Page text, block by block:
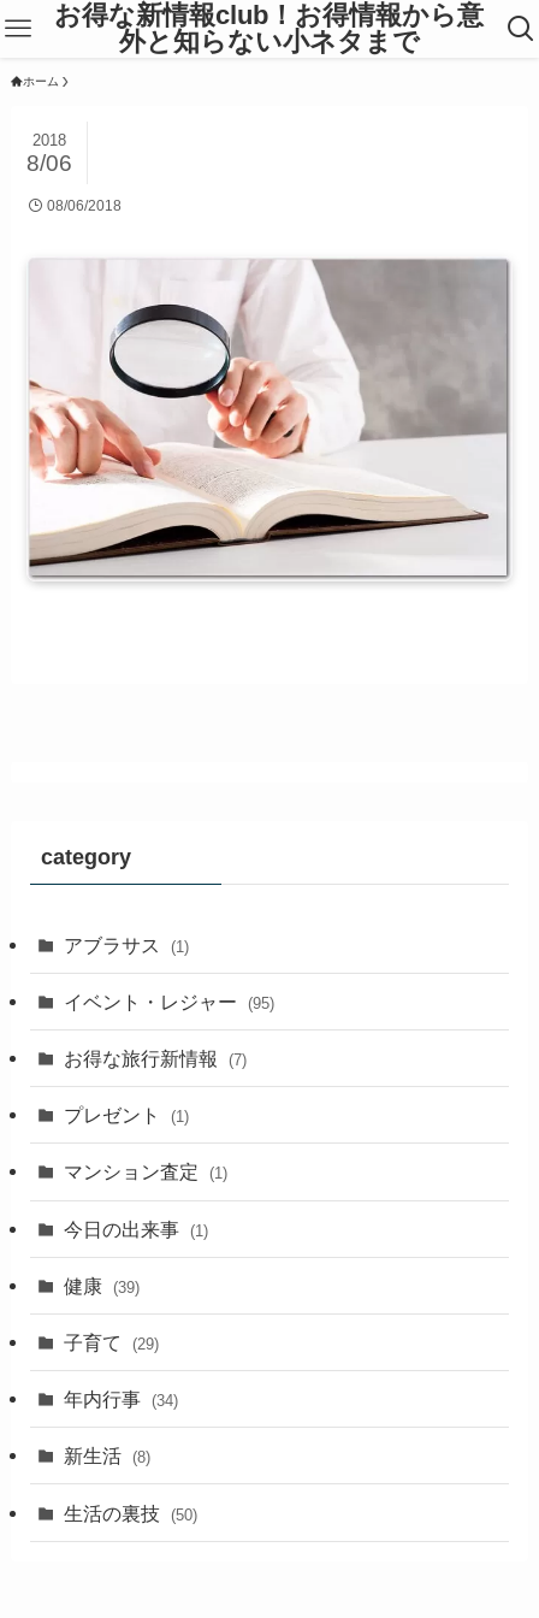
お得な新情報club！お得情報から意
外と知らない小ネタまで
ホーム
2018
8/06
08/06/2018
category
アブラサス (1)
イベント・レジャー (95)
お得な旅行新情報 (7)
プレゼント (1)
マンション査定 (1)
今日の出来事 (1)
健康 (39)
子育て (29)
年内行事 (34)
新生活 (8)
生活の裏技 (50)